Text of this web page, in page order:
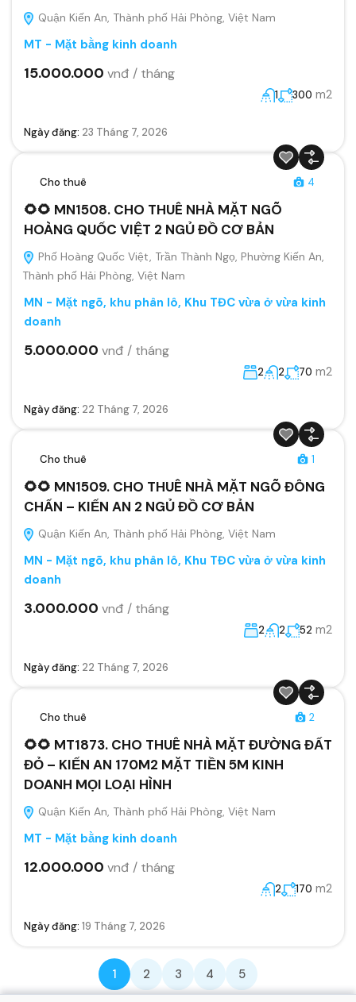
Quận Kiến An, Thành phố Hải Phòng, Việt Nam
MT - Mặt bằng kinh doanh
15.000.000 vnđ / tháng
1 300 m2
Ngày đăng: 23 Tháng 7, 2026
Cho thuê 4
🌻🌻 MN1508. CHO THUÊ NHÀ MẶT NGÕ
HOÀNG QUỐC VIỆT 2 NGỦ ĐỒ CƠ BẢN
Phố Hoàng Quốc Việt, Trần Thành Ngọ, Phường Kiến An,
Thành phố Hải Phòng, Việt Nam
MN - Mặt ngõ, khu phân lô, Khu TĐC vừa ở vừa kinh
doanh
5.000.000 vnđ / tháng
2 2 70 m2
Ngày đăng: 22 Tháng 7, 2026
Cho thuê 1
🌻🌻 MN1509. CHO THUÊ NHÀ MẶT NGÕ ĐÔNG
CHẤN – KIẾN AN 2 NGỦ ĐỒ CƠ BẢN
Quận Kiến An, Thành phố Hải Phòng, Việt Nam
MN - Mặt ngõ, khu phân lô, Khu TĐC vừa ở vừa kinh
doanh
3.000.000 vnđ / tháng
2 2 52 m2
Ngày đăng: 22 Tháng 7, 2026
Cho thuê 2
🌻🌻 MT1873. CHO THUÊ NHÀ MẶT ĐƯỜNG ĐẤT
ĐỎ – KIẾN AN 170M2 MẶT TIỀN 5M KINH
DOANH MỌI LOẠI HÌNH
Quận Kiến An, Thành phố Hải Phòng, Việt Nam
MT - Mặt bằng kinh doanh
12.000.000 vnđ / tháng
2 170 m2
Ngày đăng: 19 Tháng 7, 2026
1 2 3 4 5